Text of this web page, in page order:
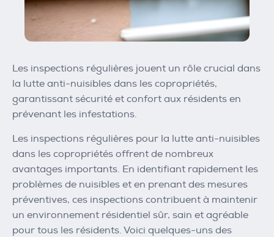
Les inspections régulières jouent un rôle crucial dans
la lutte anti-nuisibles dans les copropriétés,
garantissant sécurité et confort aux résidents en
prévenant les infestations.
Les inspections régulières pour la lutte anti-nuisibles
dans les copropriétés offrent de nombreux
avantages importants. En identifiant rapidement les
problèmes de nuisibles et en prenant des mesures
préventives, ces inspections contribuent à maintenir
un environnement résidentiel sûr, sain et agréable
pour tous les résidents. Voici quelques-uns des